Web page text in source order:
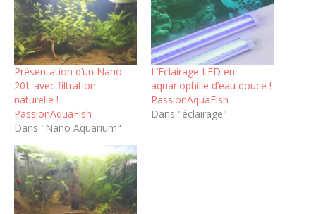
Présentation d’un Nano
20L avec filtration
naturelle !
PassionAquaFish
Dans "Nano Aquarium"
L’Eclairage LED en
aquariophilie d’eau douce !
PassionAquaFish
Dans "éclairage"